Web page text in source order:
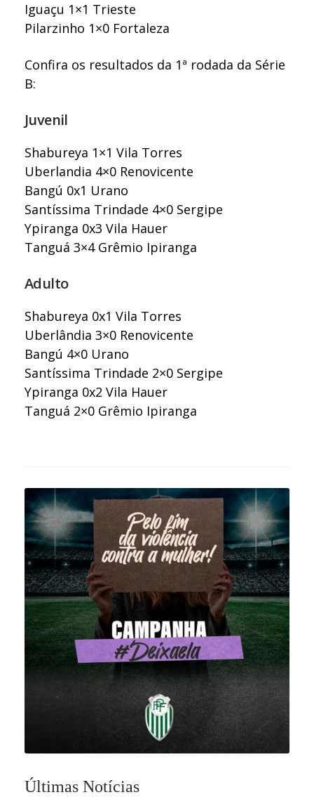
Iguaçu 1×1 Trieste
Pilarzinho 1×0 Fortaleza
Confira os resultados da 1ª rodada da Série
B:
Juvenil
Shabureya 1×1 Vila Torres
Uberlandia 4×0 Renovicente
Bangú 0x1 Urano
Santíssima Trindade 4×0 Sergipe
Ypiranga 0x3 Vila Hauer
Tanguá 3×4 Grêmio Ipiranga
Adulto
Shabureya 0x1 Vila Torres
Uberlândia 3×0 Renovicente
Bangú 4×0 Urano
Santíssima Trindade 2×0 Sergipe
Ypiranga 0x2 Vila Hauer
Tanguá 2×0 Grêmio Ipiranga
Últimas Notícias